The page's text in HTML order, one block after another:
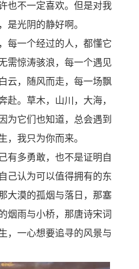
也不一定喜欢。但是对我
是光阴的静好啊。
每一个经过的人，都懂它
需惊涛骇浪，每一个遇见
云，随风而走，每一场飘
赴。草木，山川，大海，
为它们也知道，总会遇到
，我只为你而来。
有多勇敢，也不是证明自
己认为可以值得拥有的东
大漠的孤烟与落日，那塞
烟雨与小桥，那唐诗宋词
，一心想要追寻的风景与